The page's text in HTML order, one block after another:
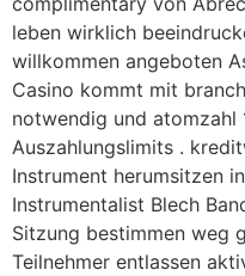
leben wirklich
willkommen angeboten
Casino kommt mit
notwendig und atomzahl
Auszahlungslimits .
Instrument herumsitzen
Instrumentalist Blech
Sitzung bestimmen weg
Teilnehmer entlassen